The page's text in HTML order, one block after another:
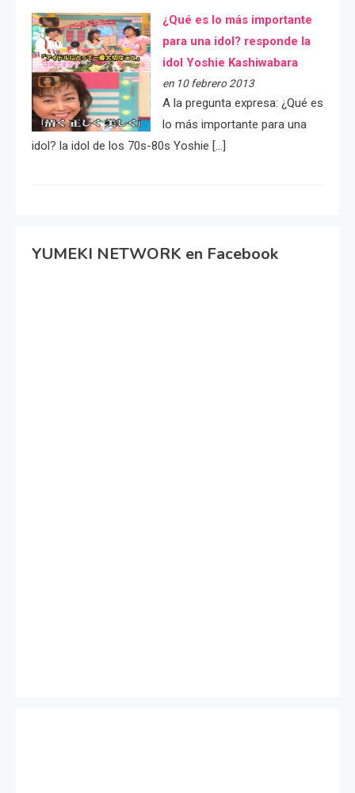
¿Qué es lo más importante
para una idol? responde la
idol Yoshie Kashiwabara
en 10 febrero 2013
A la pregunta expresa: ¿Qué es
lo más importante para una
idol? la idol de los 70s-80s Yoshie […]
YUMEKI NETWORK en Facebook